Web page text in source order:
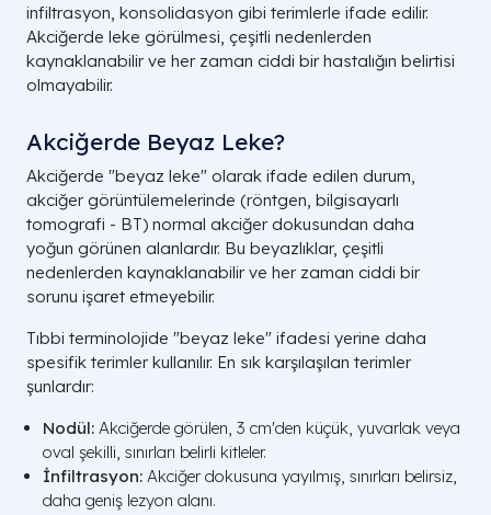
infiltrasyon, konsolidasyon gibi terimlerle ifade edilir.
Akciğerde leke görülmesi, çeşitli nedenlerden
kaynaklanabilir ve her zaman ciddi bir hastalığın belirtisi
olmayabilir.
Akciğerde Beyaz Leke​?
Akciğerde "beyaz leke" olarak ifade edilen durum,
akciğer görüntülemelerinde (röntgen, bilgisayarlı
tomografi - BT) normal akciğer dokusundan daha
yoğun görünen alanlardır. Bu beyazlıklar, çeşitli
nedenlerden kaynaklanabilir ve her zaman ciddi bir
sorunu işaret etmeyebilir.
Tıbbi terminolojide "beyaz leke" ifadesi yerine daha
spesifik terimler kullanılır. En sık karşılaşılan terimler
şunlardır:
Nodül: Akciğerde görülen, 3 cm'den küçük, yuvarlak veya
oval şekilli, sınırları belirli kitleler.
İnfiltrasyon: Akciğer dokusuna yayılmış, sınırları belirsiz,
daha geniş lezyon alanı.